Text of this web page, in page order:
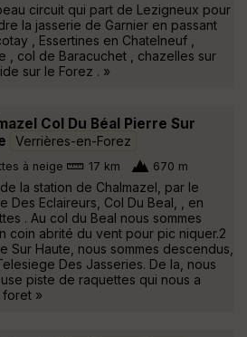
circuit qui part de Lezigneux pour
la jasserie de Garnier en passant
, Essertines en Chatelneuf ,
, col de Baracuchet , chazelles sur
sur le Forez . »
Col Du Béal Pierre Sur
Verrières-en-Forez
à neige 17 km 670 m
la station de Chalmazel, par le
Des Eclaireurs, Col Du Beal, , en
. Au col du Beal nous sommes
coin abrité du vent pour pic niquer.2
Sur Haute, nous sommes descendus,
Des Jasseries. De la, nous
piste de raquettes qui nous a
»